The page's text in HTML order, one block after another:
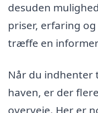
desuden
priser, erfaring og
træffe en
Når du indhenter
haven, er der
overveje. Her er